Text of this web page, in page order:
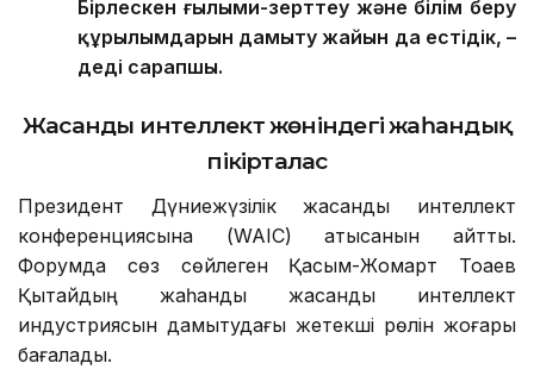
Бірлескен ғылыми-зерттеу және білім беру
құрылымдарын дамыту жайын да естідік, –
деді сарапшы.
Жасанды интеллект жөніндегі жаһандық
пікірталас
Президент Дүниежүзілік жасанды интеллект
конференциясына (WAIC) қатысқанын айттық.
Форумда сөз сөйлеген Қасым-Жомарт Тоқаев
Қытайдың жаһандық жасанды интеллект
индустриясын дамытудағы жетекші рөлін жоғары
бағалады.